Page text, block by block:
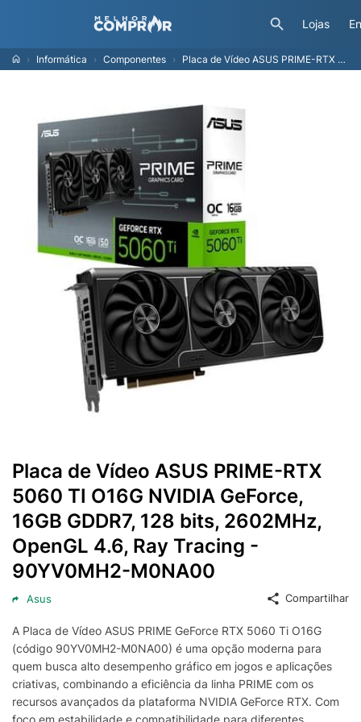
Lojas
Informática Componentes Placa de Vídeo ASUS PRIME-RTX 5060 TI O16G NVIDIA GeForce, 16GB GDDR7, 128 bits, 2602MHz, OpenGL 4.6, Ray Tracing - 90YV0MH2-M0NA00
Placa de Vídeo ASUS PRIME-RTX
5060 TI O16G NVIDIA GeForce,
16GB GDDR7, 128 bits, 2602MHz,
OpenGL 4.6, Ray Tracing -
90YV0MH2-M0NA00
Asus Compartilhar
A Placa de Vídeo ASUS PRIME GeForce RTX 5060 Ti O16G
(código 90YV0MH2-M0NA00) é uma opção moderna para
quem busca alto desempenho gráfico em jogos e aplicações
criativas, combinando a eficiência da linha PRIME com os
recursos avançados da plataforma NVIDIA GeForce RTX. Com